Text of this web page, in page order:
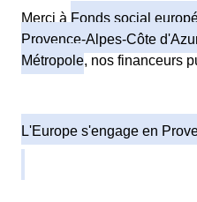
Merci àFonds social
Provence-Alpes-Côte
Métropole, nos financeurs
L'Europe s'engage en